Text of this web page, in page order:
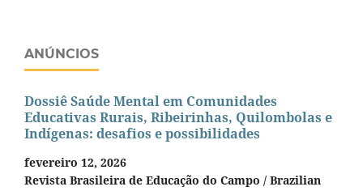
ANÚNCIOS
Dossiê Saúde Mental em Comunidades
Educativas Rurais, Ribeirinhas, Quilombolas e
Indígenas: desafios e possibilidades
fevereiro 12, 2026
Revista Brasileira de Educação do Campo / Brazilian